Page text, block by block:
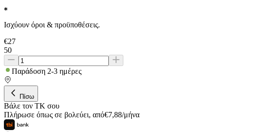
Ισχύουν όροι & προϋποθέσεις.
€27
50
Παράδοση 2-3 ημέρες
Πίσω
Βάλε τον ΤΚ σου
Πλήρωσε όπως σε βολεύει, από€7,88/μήνα